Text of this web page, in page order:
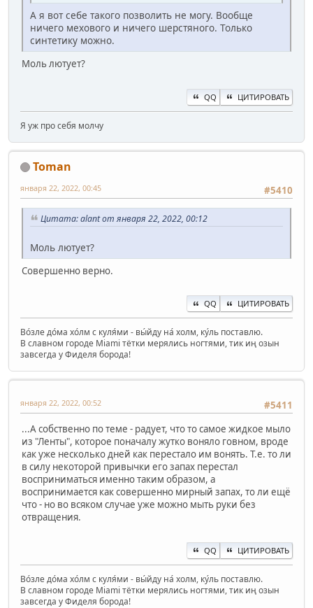
А я вот себе такого позволить не могу. Вообще
ничего мехового и ничего шерстяного. Только
синтетику можно.
Моль лютует?
QQ ЦИТИРОВАТЬ
Я уж про себя молчу
Toman
#5410
января 22, 2022, 00:45
Цитата: alant от января 22, 2022, 00:12
Моль лютует?
Совершенно верно.
QQ ЦИТИРОВАТЬ
Во́зле до́ма хо́лм с куля́ми - вы́йду на́ холм, ку́ль поставлю.
В славном городе Miami тётки мерялись ногтями, тик иң озын
завсегда у Фиделя борода!
#5411
января 22, 2022, 00:52
...А собственно по теме - радует, что то самое жидкое мыло
из "Ленты", которое поначалу жутко воняло говном, вроде
как уже несколько дней как перестало им вонять. Т.е. то ли
в силу некоторой привычки его запах перестал
восприниматься именно таким образом, а
воспринимается как совершенно мирный запах, то ли ещё
что - но во всяком случае уже можно мыть руки без
отвращения.
QQ ЦИТИРОВАТЬ
Во́зле до́ма хо́лм с куля́ми - вы́йду на́ холм, ку́ль поставлю.
В славном городе Miami тётки мерялись ногтями, тик иң озын
завсегда у Фиделя борода!